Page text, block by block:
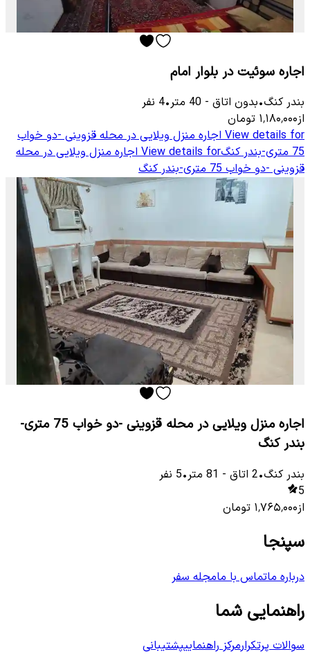
اجاره سوئیت در بلوار امام
بندر کنگ•بدون اتاق -
40 متر•
4 نفر
از۱٬۱۸۰٬۰۰۰ تومان
View details for اجاره منزل ویلایی در محله قزوینی -دو خواب
75 متری-بندر کنگ
View details for اجاره منزل ویلایی در محله
قزوینی -دو خواب 75 متری-بندر کنگ
اجاره منزل ویلایی در محله قزوینی -دو خواب 75 متری-
بندر کنگ
بندر کنگ•
2 اتاق -
81 متر•
5 نفر
5
از۱٬۷۶۵٬۰۰۰ تومان
سپنجا
درباره ماتماس با مامجله سفر
راهنمایی شما
سوالات پرتکرارمرکز راهنماییپشتیبانی